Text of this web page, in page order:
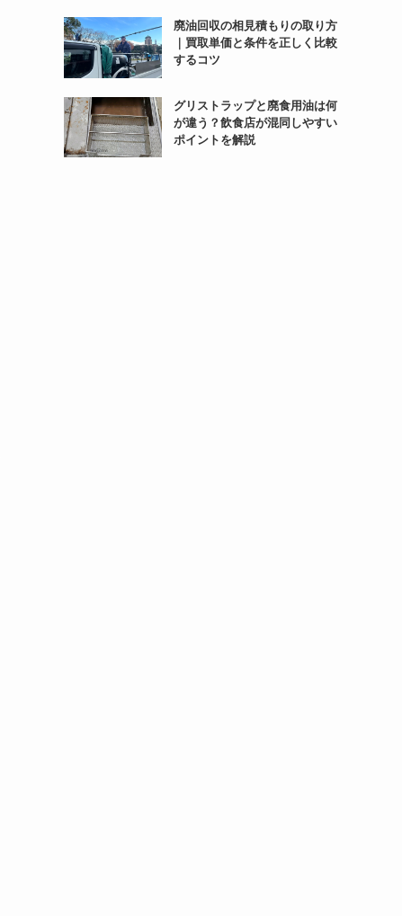
廃油回収の相見積もりの取り方
｜買取単価と条件を正しく比較
するコツ
グリストラップと廃食用油は何
が違う？飲食店が混同しやすい
ポイントを解説